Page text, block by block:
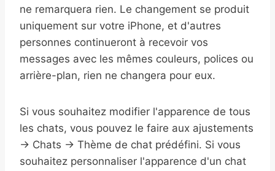
ne remarquera rien. Le changement se produit
uniquement sur votre iPhone, et d'autres
personnes continueront à recevoir vos
messages avec les mêmes couleurs, polices ou
arrière-plan, rien ne changera pour eux.
Si vous souhaitez modifier l'apparence de tous
les chats, vous pouvez le faire aux ajustements
→ Chats → Thème de chat prédéfini. Si vous
souhaitez personnaliser l'apparence d'un chat